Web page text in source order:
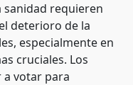
sanidad requieren
deterioro de la
especialmente en
cruciales. Los
a votar para